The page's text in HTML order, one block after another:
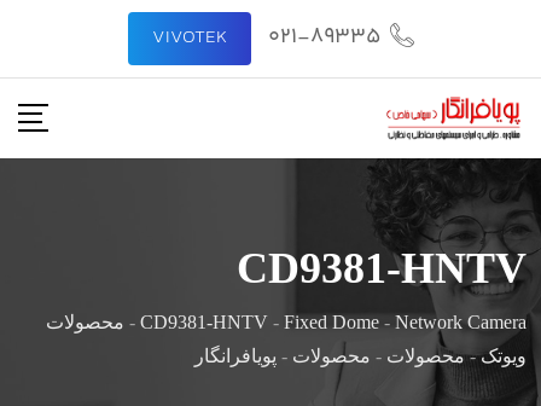
021-89335
VIVOTEK
CD9381-HNTV
CD9381-HNTV - Fixed Dome - Network Camera
- محصولات
ویوتک-محصولات - محصولات - پویافرانگار